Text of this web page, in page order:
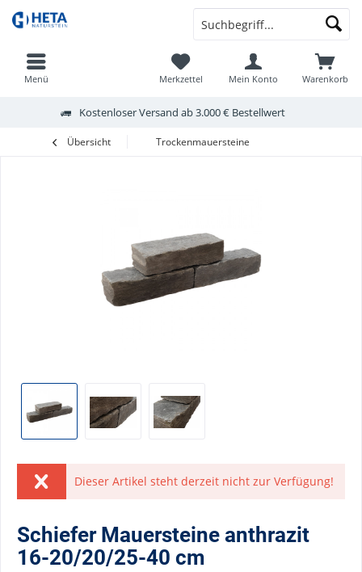
Kostenloser Versand ab 3.000 € Bestellwert
Warenkorb
Merkzettel Mein Konto
Menü
Übersicht Trockenmauersteine
Dieser Artikel steht derzeit nicht zur Verfügung!
Schiefer Mauersteine anthrazit
16-20/20/25-40 cm